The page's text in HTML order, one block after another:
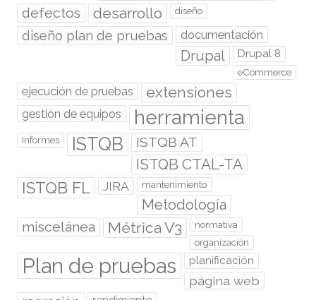
defectos desarrollo diseño
diseño plan de pruebas documentación
Drupal Drupal 8
eCommerce
ejecución de pruebas extensiones
gestión de equipos herramienta
Informes ISTQB ISTQB AT
ISTQB CTAL-TA
ISTQB FL JIRA mantenimiento
Metodología
miscelánea Métrica V3
normativa
organización
Plan de pruebas planificación
página web